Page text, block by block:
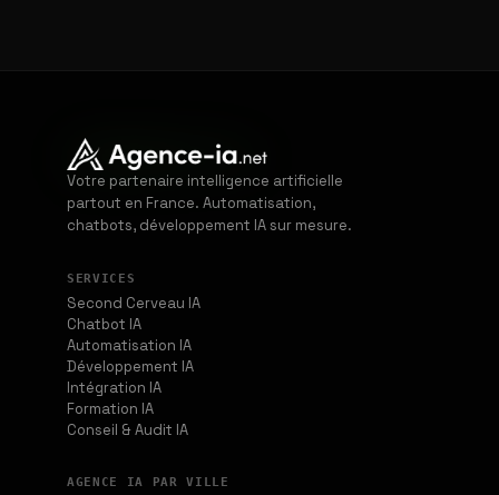
Votre partenaire intelligence artificielle
partout en France. Automatisation,
chatbots, développement IA sur mesure.
SERVICES
Second Cerveau IA
Chatbot IA
Automatisation IA
Développement IA
Intégration IA
Formation IA
Conseil & Audit IA
AGENCE IA PAR VILLE